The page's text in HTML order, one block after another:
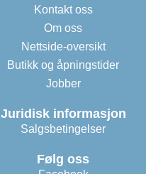
Kontakt oss
Om oss
Nettside-oversikt
Butikk og åpningstider
Jobber
Juridisk informasjon
Salgsbetingelser
Følg oss